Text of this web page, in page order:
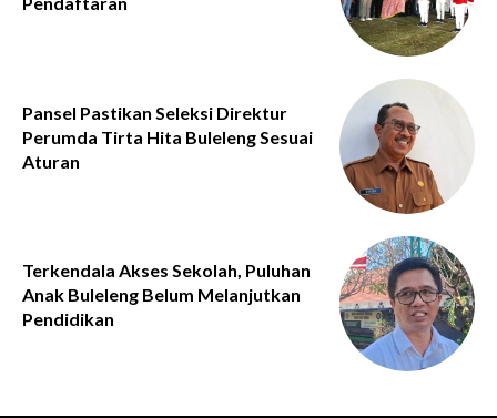
Pansel Pastikan Seleksi Direktur
Perumda Tirta Hita Buleleng Sesuai
Aturan
Terkendala Akses Sekolah, Puluhan
Anak Buleleng Belum Melanjutkan
Pendidikan